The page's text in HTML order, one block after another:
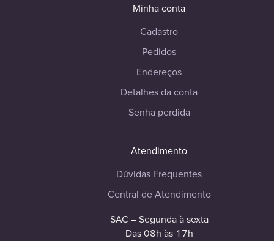
Minha conta
Cadastro
Pedidos
Endereços
Detalhes da conta
Senha perdida
Atendimento
Dúvidas Frequentes
Central de Atendimento
SAC – Segunda à sexta
Das 08h às 17h